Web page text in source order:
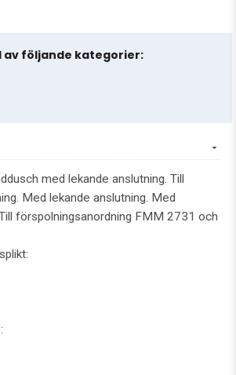
av följande kategorier:
med lekande anslutning. Till
Med lekande anslutning. Med
förspolningsanordning FMM 2731 och